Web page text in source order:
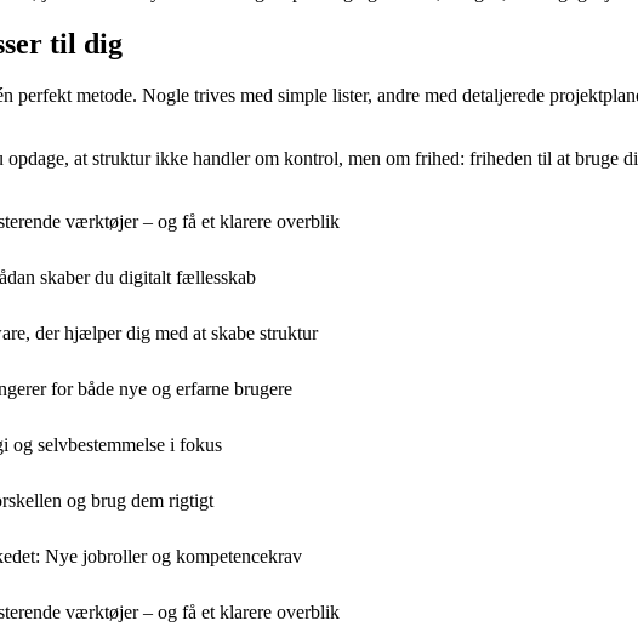
til dig
metode. Nogle trives med simple lister, andre med detaljerede
at struktur ikke handler om kontrol, men om frihed: friheden til at bruge
værktøjer – og få et klarere overblik
skaber du digitalt fællesskab
der hjælper dig med at skabe struktur
for både nye og erfarne brugere
selvbestemmelse i fokus
og brug dem rigtigt
Nye jobroller og kompetencekrav
værktøjer – og få et klarere overblik